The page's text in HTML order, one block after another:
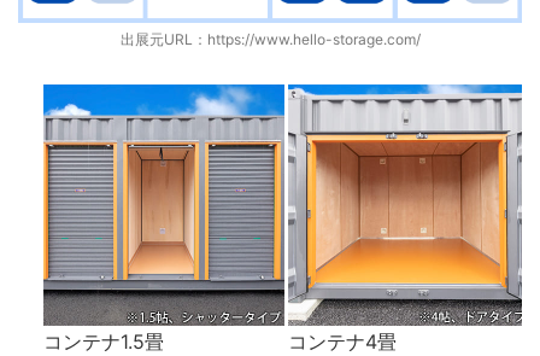
出展元URL： https://www.hello-storage.com/
コンテナ1.5畳 コンテナ4畳